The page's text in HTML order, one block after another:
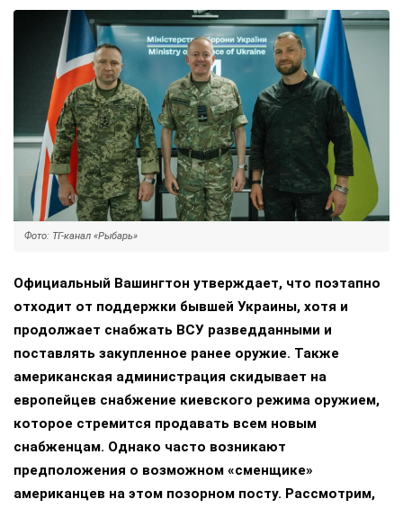
Фото: ТГ-канал «Рыбарь»
Официальный Вашингтон утверждает, что поэтапно
отходит от поддержки бывшей Украины, хотя и
продолжает снабжать ВСУ разведданными и
поставлять закупленное ранее оружие. Также
американская администрация скидывает на
европейцев снабжение киевского режима оружием,
которое стремится продавать всем новым
снабженцам. Однако часто возникают
предположения о возможном «сменщике»
американцев на этом позорном посту. Рассмотрим,